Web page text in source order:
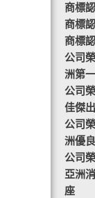
商標
商標
商標
公司
洲第
公司
佳傑
公司
洲優
公司
亞洲
座